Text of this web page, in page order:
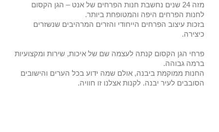
מזה 24 שנים נחשבת חנות הפרחים של אנט – הגן הקסום
לחנות הפרחים היפה והמטופחת ביותר.
בזכות עיצוב הפרחים הייחודי והזרים המרהיבים שנשזרים
כיצירה.
פרחי הגן הקסום קנתה לעצמה שם של איכות, שירות ומקצועיות
ברמה גבוהה.
החנות ממוקמת ביבנה, אולם שמה ידוע בכל הערים והישובים
הסובבים לעיר יבנה. לקנות אצלנו זו חוויה.